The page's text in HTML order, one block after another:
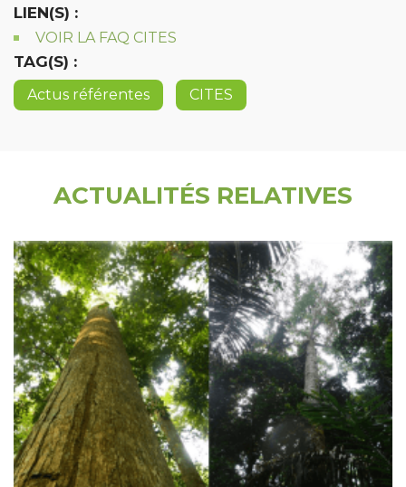
LIEN(S) :
VOIR LA FAQ CITES
TAG(S) :
Actus référentes CITES
ACTUALITÉS RELATIVES